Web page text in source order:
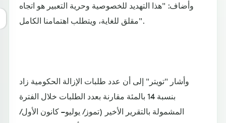
وأضاف: "هذا التهديد للخصوصية وحرية التعبير هو اتجاه
مقلق للغاية، ويتطلب اهتمامنا الكامل".
وأشار "تويتر" إلى أن عدد طلبات الإزالة الحكومية زاد
بنسبة 14 بالمئة مقارنة بعدد الطلبات خلال الفترة
المشمولة بالتقرير الأخير (تموز/ يوليو – كانون الأول/